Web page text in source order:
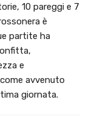
10 pareggi e 7
è
partite ha
e
avvenuto
giornata.